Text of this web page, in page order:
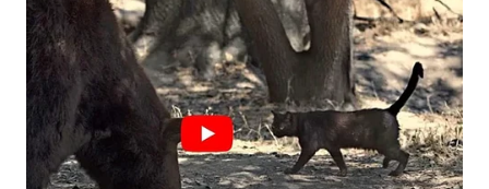
KARO
WN
SIMALUNGUN
WN
LABUHANBATU